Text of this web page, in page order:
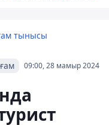
тынысы
09:00, 28 мамыр 2024